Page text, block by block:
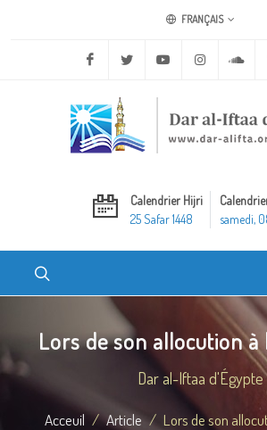
FRANÇAIS
Facebook Twitter Youtube Instagram
Calendrier Hijri
25 Safar 1448
samedi,
Lors de son allocution à
Dar al-Iftaa d'Égypte
Acceuil Article Lors de son